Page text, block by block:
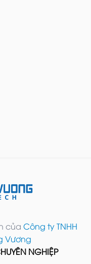
của Công ty TNHH
Vương
NGHIỆP